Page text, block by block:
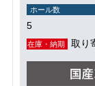
ホール数
5
在庫・納期 取り